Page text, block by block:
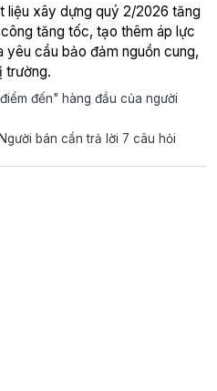
liệu xây dựng quý 2/2026 tăng
tăng tốc, tạo thêm áp lực
yêu cầu bảo đảm nguồn cung,
trường.
đến" hàng đầu của người
bán cần trả lời 7 câu hỏi